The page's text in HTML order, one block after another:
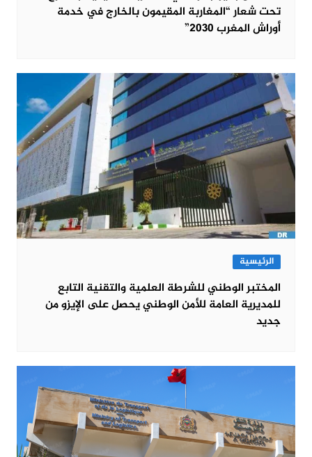
تحت شعار “المغاربة المقيمون بالخارج في خدمة
أوراش المغرب 2030”
الرئيسية
المختبر الوطني للشرطة العلمية والتقنية التابع
للمديرية العامة للأمن الوطني يحصل على الإيزو من
جديد